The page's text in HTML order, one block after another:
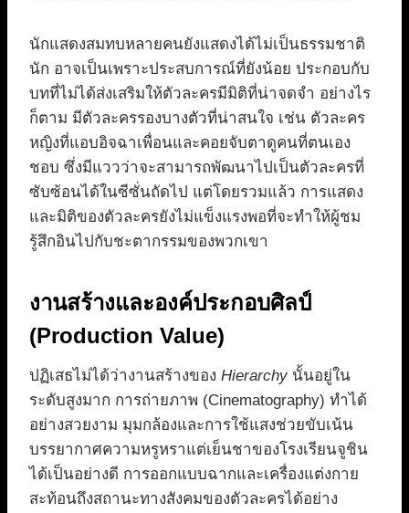
นักแสดงสมทบหลายคนยังแสดงได้ไม่เป็นธรรมชาติ
นัก อาจเป็นเพราะประสบการณ์ที่ยังน้อย ประกอบกับ
บทที่ไม่ได้ส่งเสริมให้ตัวละครมีมิติที่น่าจดจำ อย่างไร
ก็ตาม มีตัวละครรองบางตัวที่น่าสนใจ เช่น ตัวละคร
หญิงที่แอบอิจฉาเพื่อนและคอยจับตาดูคนที่ตนเอง
ชอบ ซึ่งมีแววว่าจะสามารถพัฒนาไปเป็นตัวละครที่
ซับซ้อนได้ในซีซั่นถัดไป แต่โดยรวมแล้ว การแสดง
และมิติของตัวละครยังไม่แข็งแรงพอที่จะทำให้ผู้ชม
รู้สึกอินไปกับชะตากรรมของพวกเขา
งานสร้างและองค์ประกอบศิลป์
(Production Value)
ปฏิเสธไม่ได้ว่างานสร้างของ Hierarchy นั้นอยู่ใน
ระดับสูงมาก การถ่ายภาพ (Cinematography) ทำได้
อย่างสวยงาม มุมกล้องและการใช้แสงช่วยขับเน้น
บรรยากาศความหรูหราแต่เย็นชาของโรงเรียนจูชิน
ได้เป็นอย่างดี การออกแบบฉากและเครื่องแต่งกาย
สะท้อนถึงสถานะทางสังคมของตัวละครได้อย่าง